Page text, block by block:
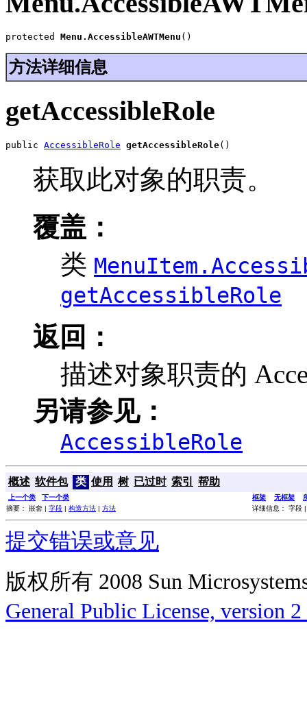
protected Menu.AccessibleAWTMenu ()
方法详细信息
getAccessibleRole
public AccessibleRole getAccessibleRole()
获取此对象的职责。
覆盖：
类
getAccessibleRole
返回：
描述对象职责的
另请参见：
AccessibleRole
概述 软件包 类 使用 树 已过时 索引 帮助
上一个类 下一个类 框架 无框架
摘要： 嵌套 | 字段 | 构造方法 | 方法 详细信息： 字段
提交错误或意见
版权所有 2008 Sun
General Public License, version